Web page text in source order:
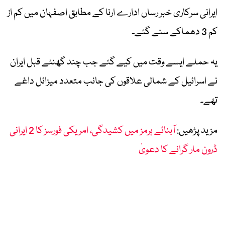
ایرانی سرکاری خبر رساں ادارے ارنا کے مطابق اصفہان میں کم از
کم 3 دھماکے سنے گئے۔
یہ حملے ایسے وقت میں کیے گئے جب چند گھنٹے قبل ایران
نے اسرائیل کے شمالی علاقوں کی جانب متعدد میزائل داغے
تھے۔
مزید پڑھیں:
آبنائے ہرمز میں کشیدگی، امریکی فورسز کا 2 ایرانی
ڈرون مار گرانے کا دعویٰ